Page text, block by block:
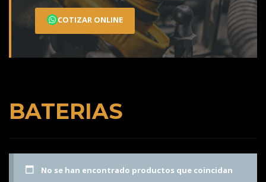
COTIZAR ONLINE
BATERIAS
No se han encontrado productos que coincidan